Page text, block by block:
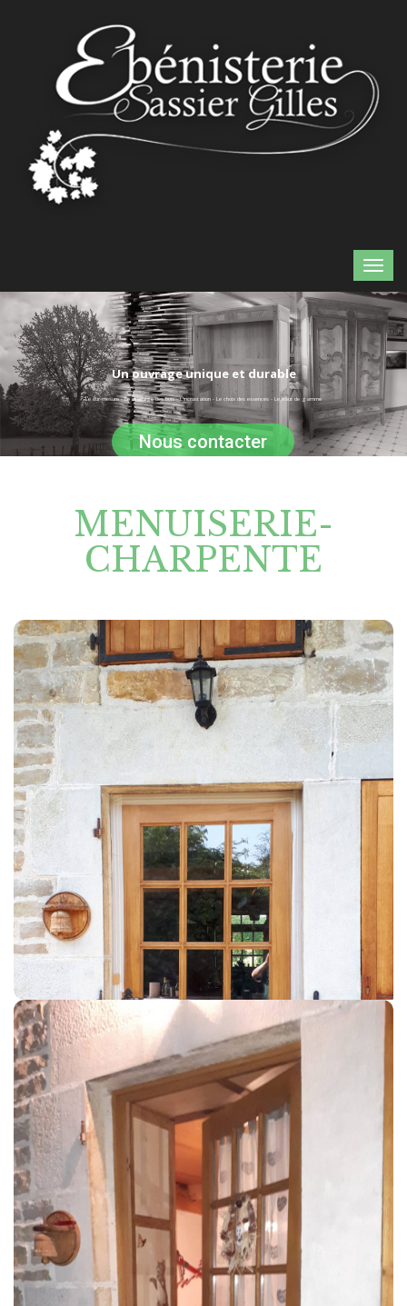
Un ouvrage unique et durable
Nous contacter
Le sur-mesure - Le mariage des bois - L'incrustation - Le choix des essences - Le haut de gamme
MENUISERIE-
CHARPENTE